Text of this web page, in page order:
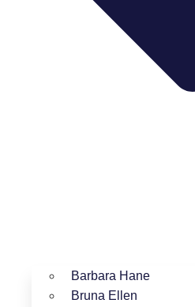
Barbara Hane
Bruna Ellen